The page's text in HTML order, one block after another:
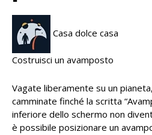
Casa dolce casa
Costruisci un avamposto
Vagate liberamente su un
camminate finché la scritta
inferiore dello schermo non
è possibile posizionare un